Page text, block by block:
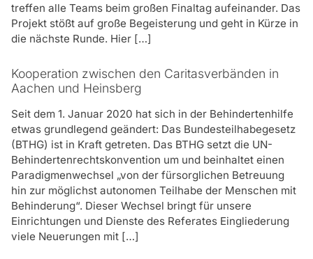
Wer bezahlt die Kosten?
Die Kosten für die notwendige Unterstützung werden
bei Vorliegen der persönlichen Voraussetzungen vom
des§ 67 SGB XII übernommen und sind für die
Hilfesuchende zuzahlungsfrei.
Gibt es eine Warteliste für das Betreute Wohnen?
Ja, es gibt eine Warteliste für die Wohnungen. Wir
empfehlen, dass Sie sich frühzeitig informieren.
Was wollen sie mit unserer Arbeit erreichen?
Ziel ist es, dass Sie ihrer besonderen sozialen
Schwierigkeiten durch unsere unterstützende Hilfe
mildern oder im besten Fall überwinden können.
treffen alle Teams beim großen Finaltag aufeinander. Das
Projekt stößt auf große Begeisterung und geht in Kürze in
die nächste Runde. Hier […]
Kooperation zwischen den Caritasverbänden in
Aachen und Heinsberg
Seit dem 1. Januar 2020 hat sich in der Behindertenhilfe
etwas grundlegend geändert: Das Bundesteilhabegesetz
(BTHG) ist in Kraft getreten. Das BTHG setzt die UN-
Behindertenrechtskonvention um und beinhaltet einen
Paradigmenwechsel „von der fürsorglichen Betreuung
hin zur möglichst autonomen Teilhabe der Menschen mit
Behinderung“. Dieser Wechsel bringt für unsere
Einrichtungen und Dienste des Referates Eingliederung
viele Neuerungen mit […]